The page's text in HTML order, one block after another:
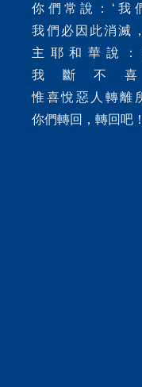
你們常說：‘我
我們必因此消滅
主耶和華說
我斷不
惟喜悅惡人轉離
你們轉回，轉回吧